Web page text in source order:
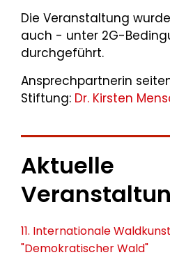
Die Veranstaltung
auch - unter 2G-
durchgeführt.
Ansprechpartnerin
Stiftung: Dr. Kirsten
Aktuelle
11. Internationale
"Demokratischer Wald"